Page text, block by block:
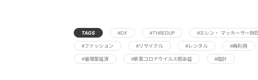
TAGS #DX #THREDUP #エレン・ マッカーサー財
#ファッション #リサイクル #レンタル #再利用
#循環型経済 #新型コロナウイルス感染症 #設計